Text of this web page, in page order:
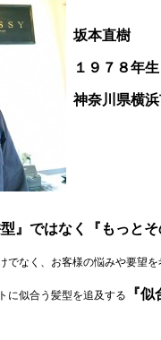
坂本直樹
１９７８年
神奈川県横
』ではなく『もっと
でなく、お客様の悩みや要望を
に似合う髪型を追及する 『